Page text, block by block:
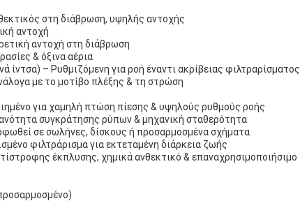
στη διάβρωση, υψηλής αντοχής
αντοχή
αντοχή στη διάβρωση
& όξινα αέρια
ίντσα) – Ρυθμιζόμενη για ροή έναντι ακρίβειας φιλτραρίσματος
με το μοτίβο πλέξης & τη στρώση
για χαμηλή πτώση πίεσης & υψηλούς ρυθμούς ροής
συγκράτησης ρύπων & μηχανική σταθερότητα
σε σωλήνες, δίσκους ή προσαρμοσμένα σχήματα
φιλτράρισμα για εκτεταμένη διάρκεια ζωής
έκπλυσης, χημικά ανθεκτικό & επαναχρησιμοποιήσιμο